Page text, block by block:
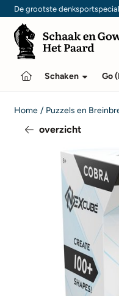
Cookievoorkeuren zijn
De grootste
Schaken Go
Home / Puzzels en
overzicht